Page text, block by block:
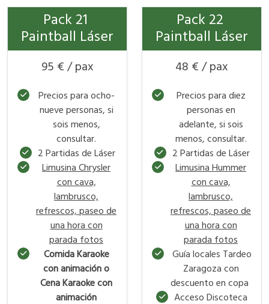
Pack 21
Paintball Láser
95 € / pax
Precios para ocho-
nueve personas, si
sois menos,
consultar.
2 Partidas de Láser
Limusina Chrysler
con cava,
lambrusco,
refrescos, paseo de
una hora con
parada fotos
Comida Karaoke
con animación o
Cena Karaoke con
animación
Pack 22
Paintball Láser
48 € / pax
Precios para diez
personas en
adelante, si sois
menos, consultar.
2 Partidas de Láser
Limusina Hummer
con cava,
lambrusco,
refrescos, paseo de
una hora con
parada fotos
Guía locales Tardeo
Zaragoza con
descuento en copa
Acceso Discoteca